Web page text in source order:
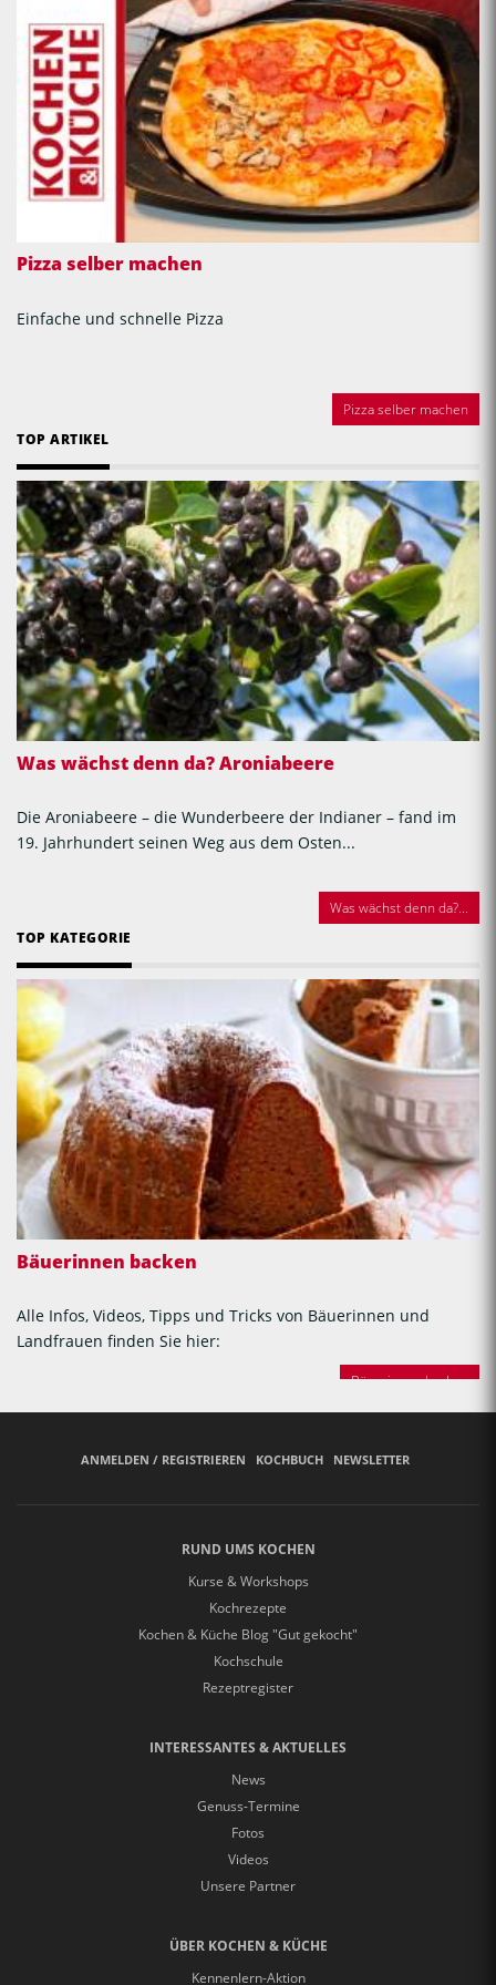
Pizza selber machen
Einfache und schnelle Pizza
Pizza selber machen
TOP ARTIKEL
Was wächst denn da? Aroniabeere
Die Aroniabeere – die Wunderbeere der Indianer – fand im
19. Jahrhundert seinen Weg aus dem Osten...
Was wächst denn da?...
TOP KATEGORIE
Bäuerinnen backen
Alle Infos, Videos, Tipps und Tricks von Bäuerinnen und
Landfrauen finden Sie hier:
Bäuerinnen backen
ANMELDEN / REGISTRIEREN KOCHBUCH NEWSLETTER
RUND UMS KOCHEN
Kurse & Workshops
Kochrezepte
Kochen & Küche Blog "Gut gekocht"
Kochschule
Rezeptregister
INTERESSANTES & AKTUELLES
News
Genuss-Termine
Fotos
Videos
Unsere Partner
ÜBER KOCHEN & KÜCHE
Kennenlern-Aktion